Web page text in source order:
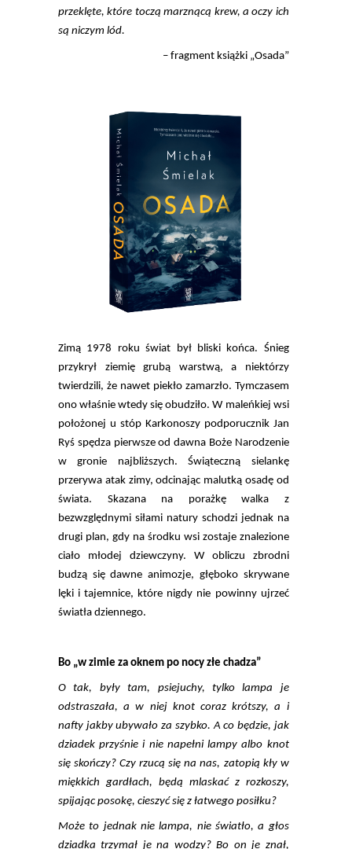
przeklęte, które toczą marznącą krew, a oczy ich
są niczym lód.
– fragment książki „Osada”
Zimą 1978 roku świat był bliski końca. Śnieg
przykrył ziemię grubą warstwą, a niektórzy
twierdzili, że nawet piekło zamarzło. Tymczasem
ono właśnie wtedy się obudziło. W maleńkiej wsi
położonej u stóp Karkonoszy podporucznik Jan
Ryś spędza pierwsze od dawna Boże Narodzenie
w gronie najbliższych. Świąteczną sielankę
przerywa atak zimy, odcinając malutką osadę od
świata. Skazana na porażkę walka z
bezwzględnymi siłami natury schodzi jednak na
drugi plan, gdy na środku wsi zostaje znalezione
ciało młodej dziewczyny. W obliczu zbrodni
budzą się dawne animozje, głęboko skrywane
lęki i tajemnice, które nigdy nie powinny ujrzeć
światła dziennego.
Bo „w zimie za oknem po nocy złe chadza”
O tak, były tam, psiejuchy, tylko lampa je
odstraszała, a w niej knot coraz krótszy, a i
nafty jakby ubywało za szybko. A co będzie, jak
dziadek przyśnie i nie napełni lampy albo knot
się skończy? Czy rzucą się na nas, zatopią kły w
miękkich gardłach, będą mlaskać z rozkoszy,
spijając posokę, cieszyć się z łatwego posiłku?
Może to jednak nie lampa, nie światło, a głos
dziadka trzymał je na wodzy? Bo on je znał,